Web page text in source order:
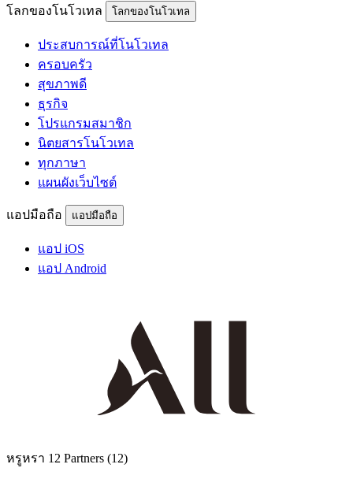
โลกของโนโวเทล โลกของโนโวเทล
ประสบการณ์ที่โนโวเทล
ครอบครัว
สุขภาพดี
ธุรกิจ
โปรแกรมสมาชิก
นิตยสารโนโวเทล
ทุกภาษา
แผนผังเว็บไซต์
แอปมือถือ แอปมือถือ
แอป iOS
แอป Android
หรูหรา 12 Partners (12)